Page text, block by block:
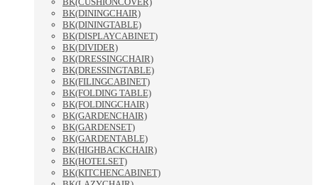
BK(DININGCHAIR)
BK(DININGTABLE)
BK(DISPLAYCABINET)
BK(DIVIDER)
BK(DRESSINGCHAIR)
BK(DRESSINGTABLE)
BK(FILINGCABINET)
BK(FOLDING TABLE)
BK(FOLDINGCHAIR)
BK(GARDENCHAIR)
BK(GARDENSET)
BK(GARDENTABLE)
BK(HIGHBACKCHAIR)
BK(HOTELSET)
BK(KITCHENCABINET)